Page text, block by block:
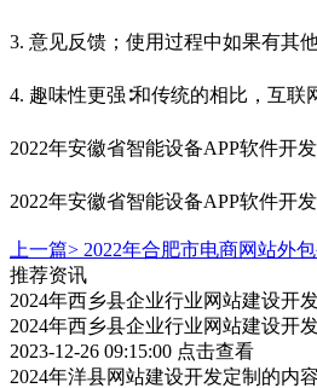
3. 意见反馈；使用过程中如果有其
4. 趣味性更强∶和传统的相比，互
2022年安徽省智能设备APP软件开
2022年安徽省智能设备APP软件开
上一篇> 2022年合肥市电商网站外
推荐资讯
2024年西乡县企业行业网站建设开
2024年西乡县企业行业网站建设开
2023-12-26 09:15:00 点击查看
2024年洋县网站建设开发定制的内